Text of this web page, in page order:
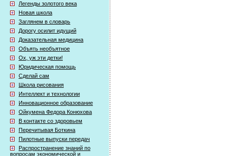
Легенды золотого века
Новая школа
Заглянем в словарь
Дорогу осилит идущий
Доказательная медицина
Объять необъятное
Ох, уж эти детки!
Юридическая помощь
Сделай сам
Школа рисования
Интеллект и технологии
Инновационное образование
Ойкумена Федора Конюхова
В контакте со здоровьем
Перечитывая Боткина
Пилотные выпуски передач
Распространение знаний по
вопросам экономической и